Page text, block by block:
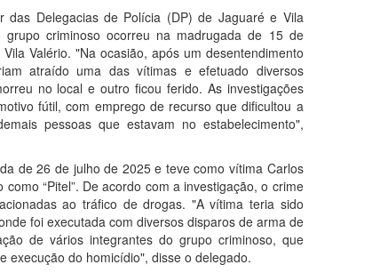
das Delegacias de Polícia (DP) de Jaguaré e Vila
criminoso ocorreu na madrugada de 15 de
Valério. "Na ocasião, após um desentendimento
atraído uma das vítimas e efetuado diversos
no local e outro ficou ferido. As investigações
fútil, com emprego de recurso que dificultou a
pessoas que estavam no estabelecimento",
de 26 de julho de 2025 e teve como vítima Carlos
“Pitel”. De acordo com a investigação, o crime
ao tráfico de drogas. "A vítima teria sido
foi executada com diversos disparos de arma de
de vários integrantes do grupo criminoso, que
execução do homicídio", disse o delegado.